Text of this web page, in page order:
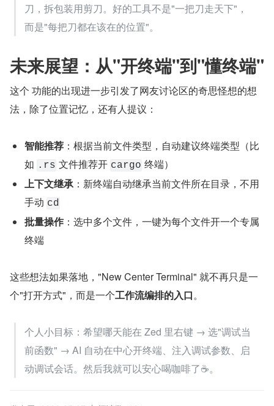
刀，拆包装用剪刀。好的工具不是"一把刀走天下"，
而是"每把刀都在该在的位置"。
未来展望：从"开终端"到"懂终端"
这个 功能的出现进一步引发了网友讨论区的奇思怪想的想
法，除了位置记忆，还有人提议：
智能推荐 ：根据当前文件类型，自动建议终端类型（比
如 .rs 文件推荐开 cargo 终端）
上下文继承：新终端自动继承当前文件所在目录，不用
手动 cd
批量操作 ：选中多个文件，一键为每个文件开一个专属
终端
这些想法如果落地，"New Center Terminal" 就不再只是一
个"打开方式"，而是一个工作流编排的入口。
个人小目标：希望哪天能在 Zed 里右键 → 选"调试当
前函数" → AI 自动在中心开终端、注入调试参数、启
动调试会话。然后我就可以安心喝咖啡了☕。